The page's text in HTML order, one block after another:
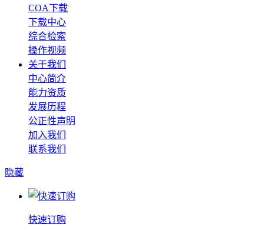
COA下载
下载中心
综合检索
操作视频
关于我们
中心简介
能力资质
发展历程
公正性声明
加入我们
联系我们
隐藏
快速订购